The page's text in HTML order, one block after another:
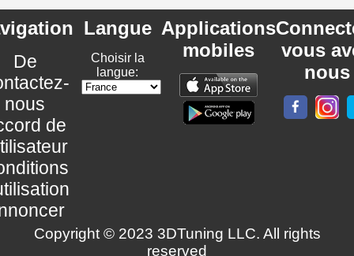
De
nous
de
Langue
Choisir la
langue:
Applications
mobiles
vous
nous
Copyright © 2023 3DTuning LLC. All rights
reserved